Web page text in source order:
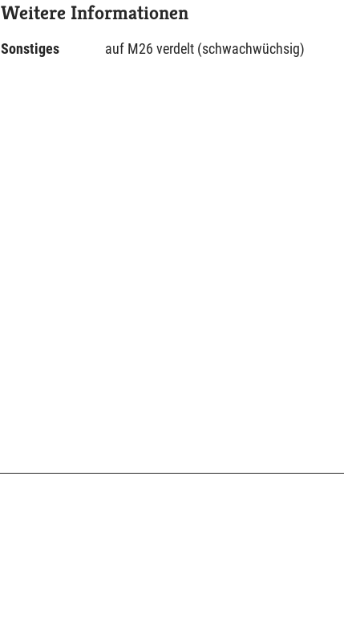
Weitere Informationen
Sonstiges auf M26 verdelt (schwachwüchsig)